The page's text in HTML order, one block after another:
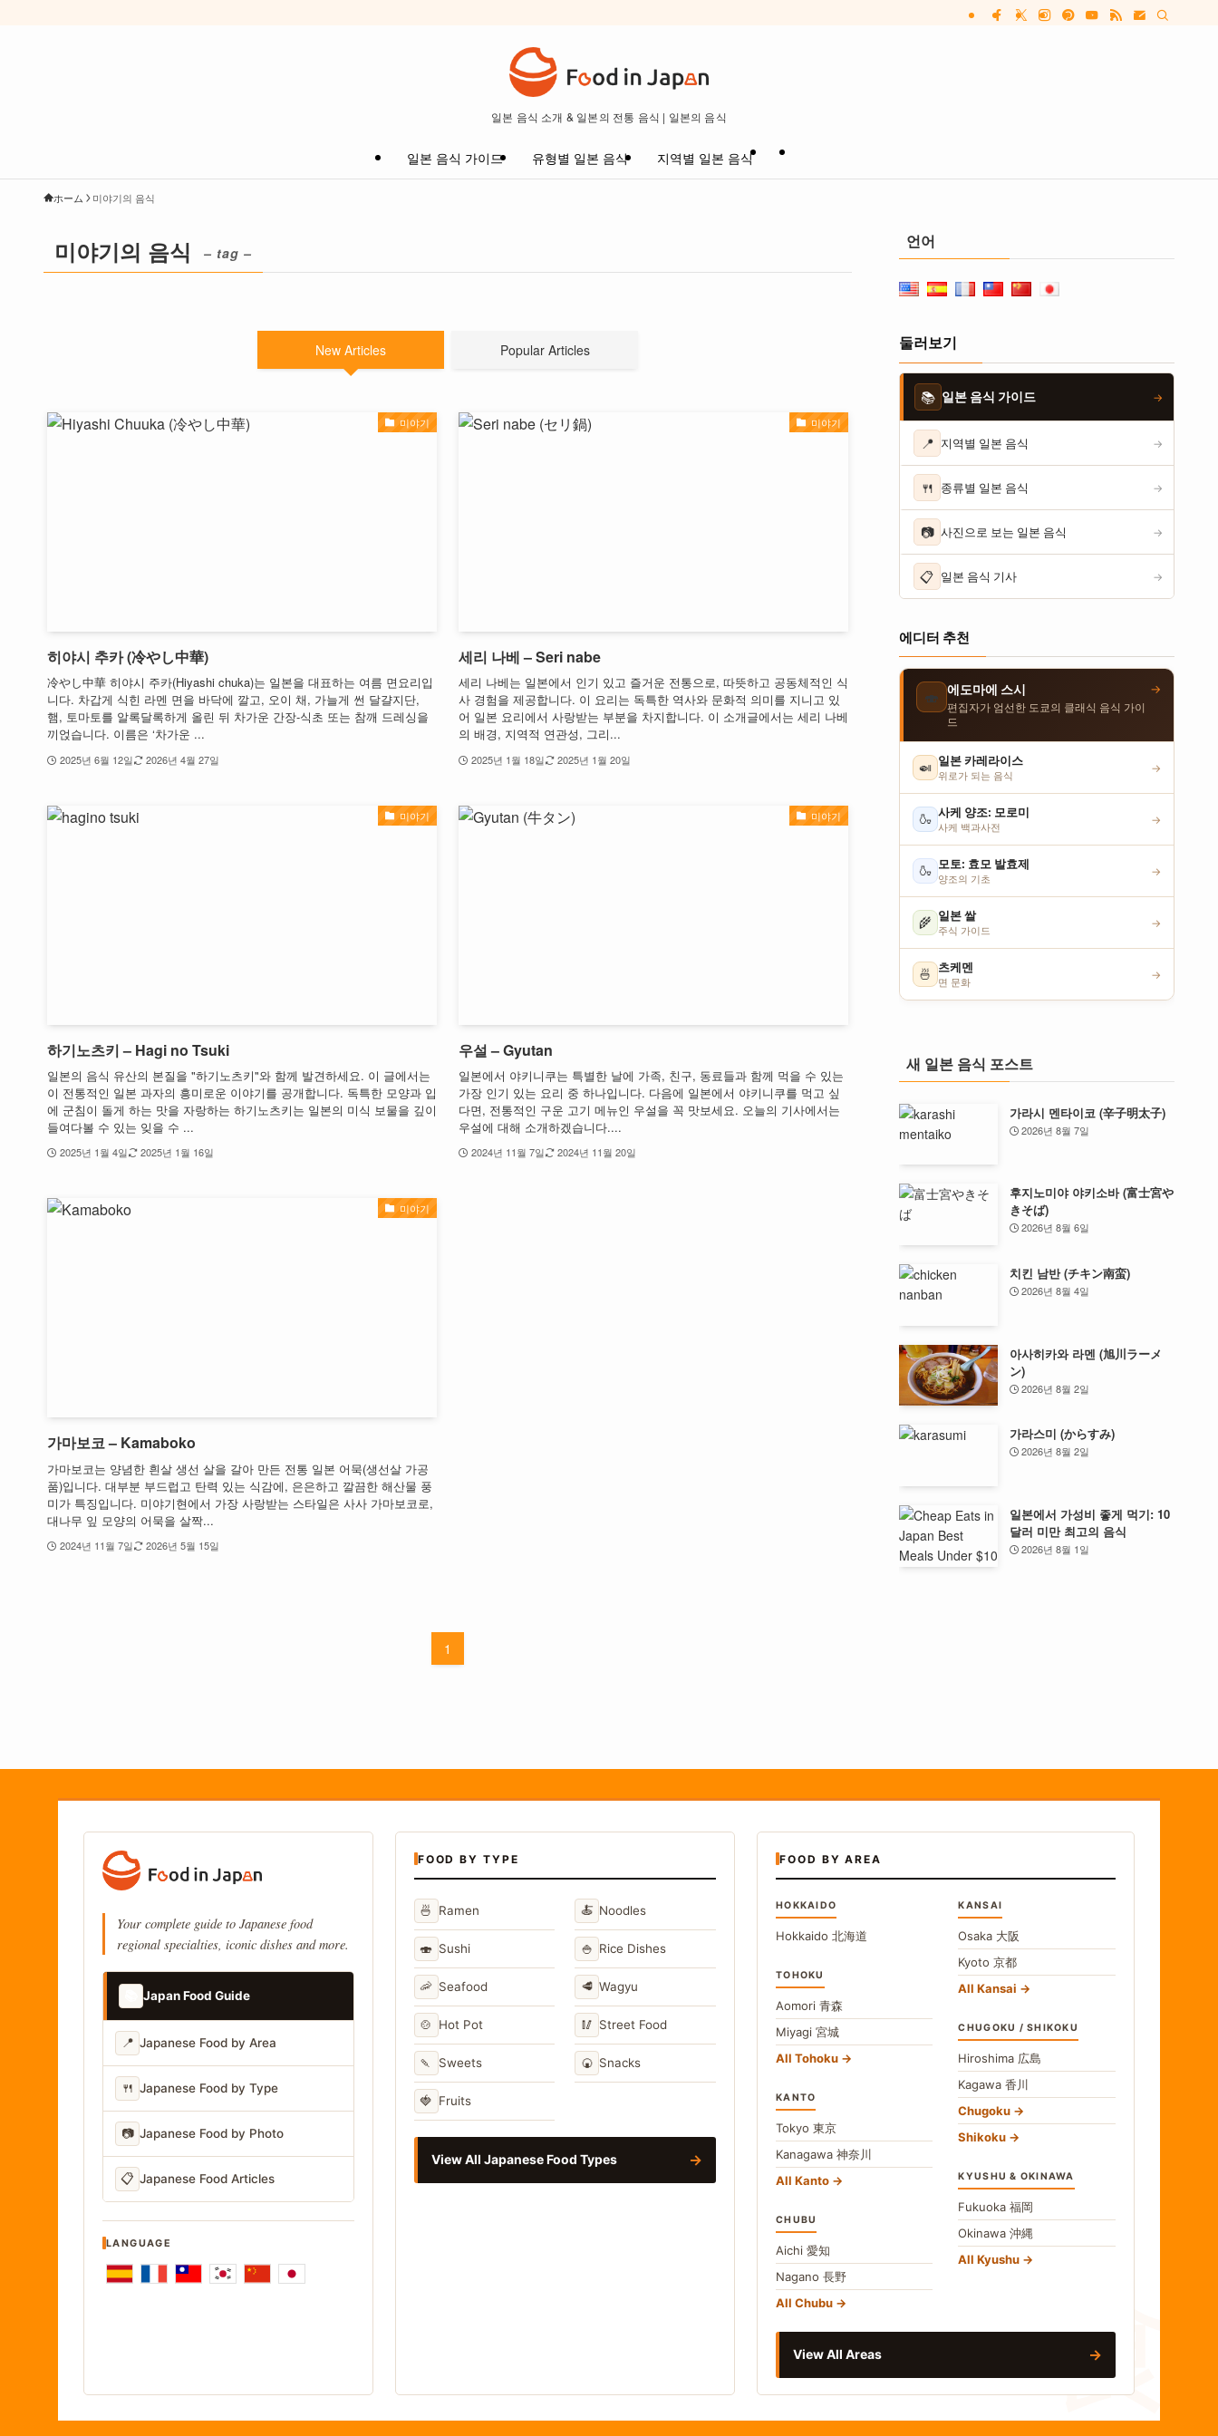
일본 음식 소개 & 일본의 전통 음식 | 일본의 음식
일본 음식 가이드 유형별 일본 음식 지역별 일본 음식
ホーム 미야기의 음식
미야기의 음식 – tag –
New Articles Popular Articles
미야기
히야시 추카 (冷やし中華)
冷やし中華 히야시 주카(Hiyashi chuka)는 일본을 대표하는 여름 면요리입
니다. 차갑게 식힌 라멘 면을 바닥에 깔고, 오이 채, 가늘게 썬 달걀지단,
햄, 토마토를 알록달록하게 올린 뒤 차가운 간장-식초 또는 참깨 드레싱을
끼얹습니다. 이름은 ‘차가운 ...
2025년 6월 12일 2026년 4월 27일
미야기
세리 나베 – Seri nabe
세리 나베는 일본에서 인기 있고 즐거운 전통으로, 따뜻하고 공동체적인 식
사 경험을 제공합니다. 이 요리는 독특한 역사와 문화적 의미를 지니고 있
어 일본 요리에서 사랑받는 부분을 차지합니다. 이 소개글에서는 세리 나베
의 배경, 지역적 연관성, 그리...
2025년 1월 18일 2025년 1월 20일
미야기
하기노츠키 – Hagi no Tsuki
일본의 음식 유산의 본질을 "하기노츠키"와 함께 발견하세요. 이 글에서는
이 전통적인 일본 과자의 흥미로운 이야기를 공개합니다. 독특한 모양과 입
에 군침이 돌게 하는 맛을 자랑하는 하기노츠키는 일본의 미식 보물을 깊이
들여다볼 수 있는 잊을 수 ...
2025년 1월 4일 2025년 1월 16일
미야기
우설 – Gyutan
일본에서 야키니쿠는 특별한 날에 가족, 친구, 동료들과 함께 먹을 수 있는
가장 인기 있는 요리 중 하나입니다. 다음에 일본에서 야키니쿠를 먹고 싶
다면, 전통적인 구운 고기 메뉴인 우설을 꼭 맛보세요. 오늘의 기사에서는
우설에 대해 소개하겠습니다....
2024년 11월 7일 2024년 11월 20일
미야기
가마보코 – Kamaboko
가마보코는 양념한 흰살 생선 살을 갈아 만든 전통 일본 어묵(생선살 가공
품)입니다. 대부분 부드럽고 탄력 있는 식감에, 은은하고 깔끔한 해산물 풍
미가 특징입니다. 미야기현에서 가장 사랑받는 스타일은 사사 가마보코로,
대나무 잎 모양의 어묵을 살짝...
2024년 11월 7일 2026년 5월 15일
1
언어
둘러보기
📚 일본 음식 가이드 →
📍 지역별 일본 음식 →
🍴 종류별 일본 음식 →
📷 사진으로 보는 일본 음식 →
📋 일본 음식 기사 →
에디터 추천
🍣 에도마에 스시
편집자가 엄선한 도쿄의 클래식 음식 가이
드
→
🍛 일본 카레라이스
위로가 되는 음식
→
🍶 사케 양조: 모로미
사케 백과사전
→
🍶 모토: 효모 발효제
양조의 기초
→
🌾 일본 쌀
주식 가이드
→
🍜 츠케멘
면 문화
→
새 일본 음식 포스트
가라시 멘타이코 (辛子明太子)
2026년 8월 7일
후지노미야 야키소바 (富士宮や
きそば)
2026년 8월 6일
치킨 남반 (チキン南蛮)
2026년 8월 4일
아사히카와 라멘 (旭川ラーメ
ン)
2026년 8월 2일
가라스미 (からすみ)
2026년 8월 2일
일본에서 가성비 좋게 먹기: 10
달러 미만 최고의 음식
2026년 8월 1일
食
Your complete guide to Japanese food
regional specialties, iconic dishes and more.
Japan Food Guide
📍 Japanese Food by Area
🍴 Japanese Food by Type
📷 Japanese Food by Photo
📋 Japanese Food Articles
LANGUAGE
FOOD BY TYPE
🍜 Ramen 🍝 Noodles
🍣 Sushi 🍚 Rice Dishes
🦐 Seafood 🥩 Wagyu
🍲 Hot Pot 🥢 Street Food
🍡 Sweets 🍘 Snacks
🍓 Fruits
View All Japanese Food Types →
FOOD BY AREA
HOKKAIDO
Hokkaido 北海道
TOHOKU
Aomori 青森
Miyagi 宮城
All Tohoku
KANTO
Tokyo 東京
Kanagawa 神奈川
All Kanto
CHUBU
Aichi 愛知
Nagano 長野
All Chubu
KANSAI
Osaka 大阪
Kyoto京都
All Kansai
CHUGOKU / SHIKOKU
Hiroshima 広島
Kagawa香川
Chugoku
Shikoku
KYUSHU & OKINAWA
Fukuoka福岡
Okinawa沖縄
All Kyushu
View All Areas →